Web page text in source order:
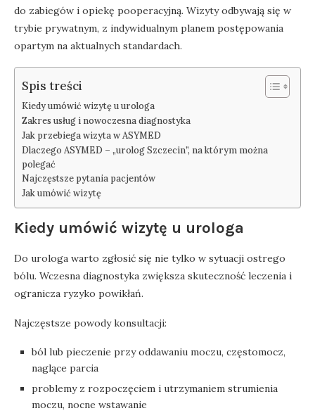
do zabiegów i opiekę pooperacyjną. Wizyty odbywają się w
trybie prywatnym, z indywidualnym planem postępowania
opartym na aktualnych standardach.
Spis treści
Kiedy umówić wizytę u urologa
Zakres usług i nowoczesna diagnostyka
Jak przebiega wizyta w ASYMED
Dlaczego ASYMED – „urolog Szczecin”, na którym można
polegać
Najczęstsze pytania pacjentów
Jak umówić wizytę
Kiedy umówić wizytę u urologa
Do urologa warto zgłosić się nie tylko w sytuacji ostrego
bólu. Wczesna diagnostyka zwiększa skuteczność leczenia i
ogranicza ryzyko powikłań.
Najczęstsze powody konsultacji:
ból lub pieczenie przy oddawaniu moczu, częstomocz,
naglące parcia
problemy z rozpoczęciem i utrzymaniem strumienia
moczu, nocne wstawanie